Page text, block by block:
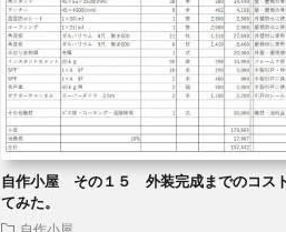
自作小屋 その１５ 外装完成までのコス
てみた。
自作小屋